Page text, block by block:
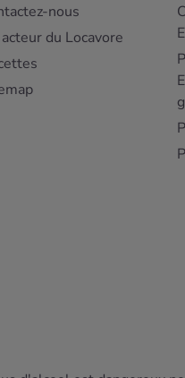
nous
du Locavore